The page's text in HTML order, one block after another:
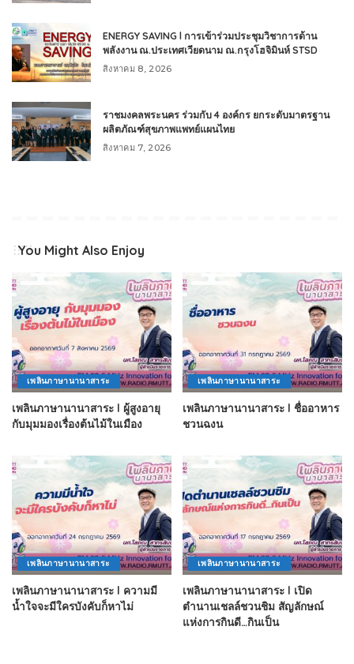
ENERGY SAVING l การเข้าร่วมประชุมวิชาการด้าน
พลังงาน ณ.ประเทศเวียดนาม ณ.กรุงโฮจิมินห์ STSD
สิงหาคม 8, 2026
ราชมงคลพระนคร ร่วมกับ 4 องค์กร ยกระดับมาตรฐาน
ผลิตภัณฑ์สุขภาพแพทย์แผนไทย
สิงหาคม 7, 2026
You Might Also Enjoy
เพลินภาษานานาสาระ
เพลินภาษานานาสาระ l ผู้สูงอายุ
กับมุมมองเรื่องต้นไม้ในเมือง
เพลินภาษานานาสาระ
เพลินภาษานานาสาระ l ชื่ออาหาร
ชวนฉงน
เพลินภาษานานาสาระ
เพลินภาษานานาสาระ l ความมี
น้ำใจจะมีใครบังคับก็หาไม่
เพลินภาษานานาสาระ
เพลินภาษานานาสาระ l เปิด
ตำนานเชลล์ชวนชิม สัญลักษณ์
แห่งการกินดี…กินเป็น